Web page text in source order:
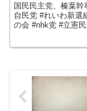
国民民主党、榛葉
自民党 #れいわ新選
の会 #nhk党 #立憲